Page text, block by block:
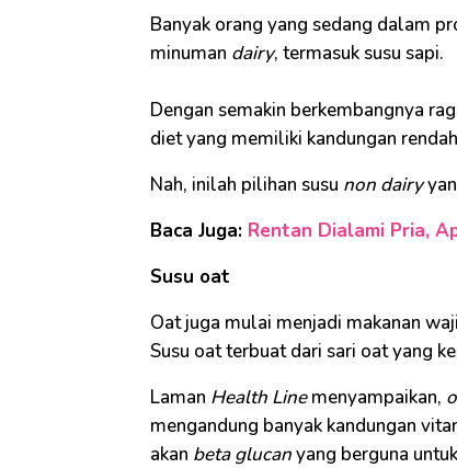
Banyak orang yang sedang dalam
minuman dairy, termasuk susu sapi.
Dengan semakin berkembangnya
diet yang memiliki kandungan
Nah, inilah pilihan susu non dairy
Baca Juga: Rentan Dialami Pria,
Susu oat
Oat juga mulai menjadi makanan
Susu oat terbuat dari sari oat yang
Laman Health Linemenyampaikan,
mengandung banyak kandungan
akan beta glucanyang berguna